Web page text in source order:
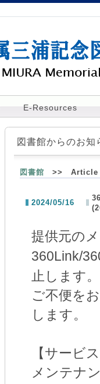
E-Resources
図書館からのお知
図書館 >> Article
2024/05/16
提供元の
360Link/
止します。
ご不便を
します。
【サービ
メンテナ